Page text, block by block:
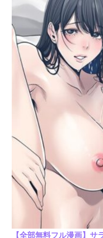
【全部無料フル漫画】サ